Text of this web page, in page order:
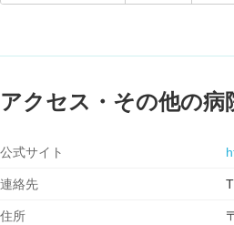
アクセス・その他の病
公式サイト
連絡先
住所